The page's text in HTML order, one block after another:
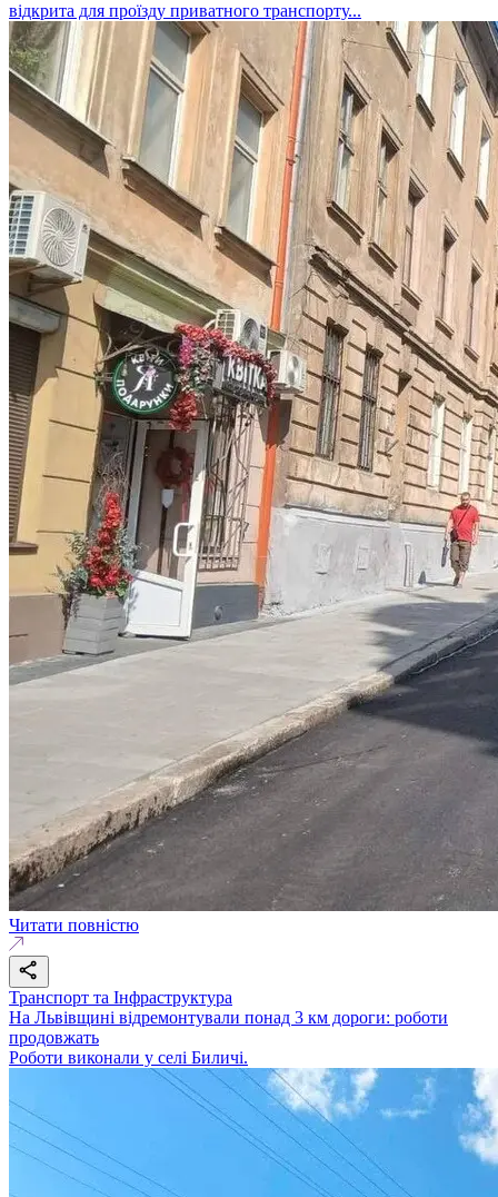
відкрита для проїзду приватного транспорту...
Читати повністю
Транспорт та Інфраструктура
На Львівщині відремонтували понад 3 км дороги: роботи
продовжать
Роботи виконали у селі Биличі.